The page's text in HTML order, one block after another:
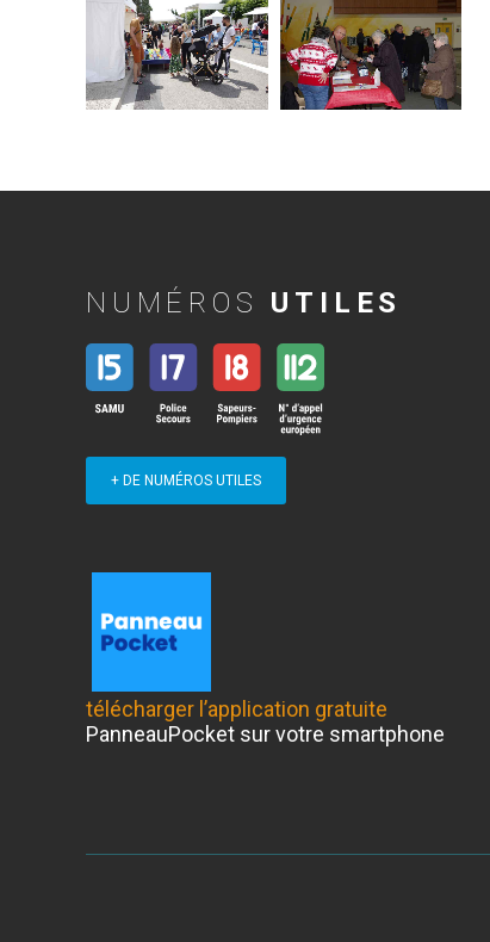
NUMÉROS UTILES
+ DE NUMÉROS UTILES
télécharger l’application gratuite
PanneauPocket sur votre smartphone